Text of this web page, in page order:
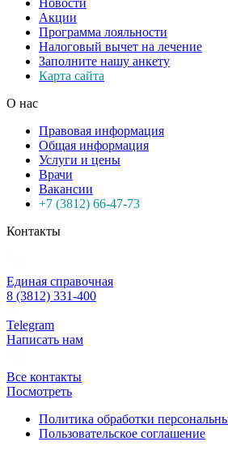
Акции
Программа лояльности
Налоговый вычет на лечение
Заполните нашу анкету
Карта сайта
О нас
Правовая информация
Общая информация
Услуги и цены
Врачи
Вакансии
+7 (3812) 66-47-73
Контакты
Единая справочная
8 (3812) 331-400
Telegram
Написать нам
Все контакты
Посмотреть
Политика обработки
Пользовательское соглашение